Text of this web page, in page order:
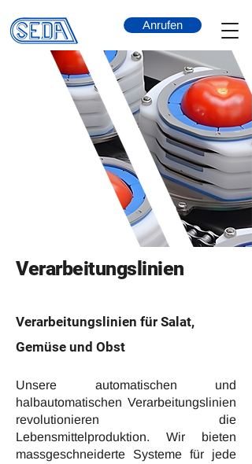
Anrufen
Verarbeitungslinien
Verarbeitungslinien für Salat,
Gemüse und Obst
Unsere automatischen und
halbautomatischen Verarbeitungslinien
revolutionieren die
Lebensmittelproduktion. Wir bieten
massgeschneiderte Systeme für jede